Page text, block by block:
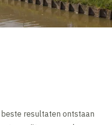
resultaten ontstaan